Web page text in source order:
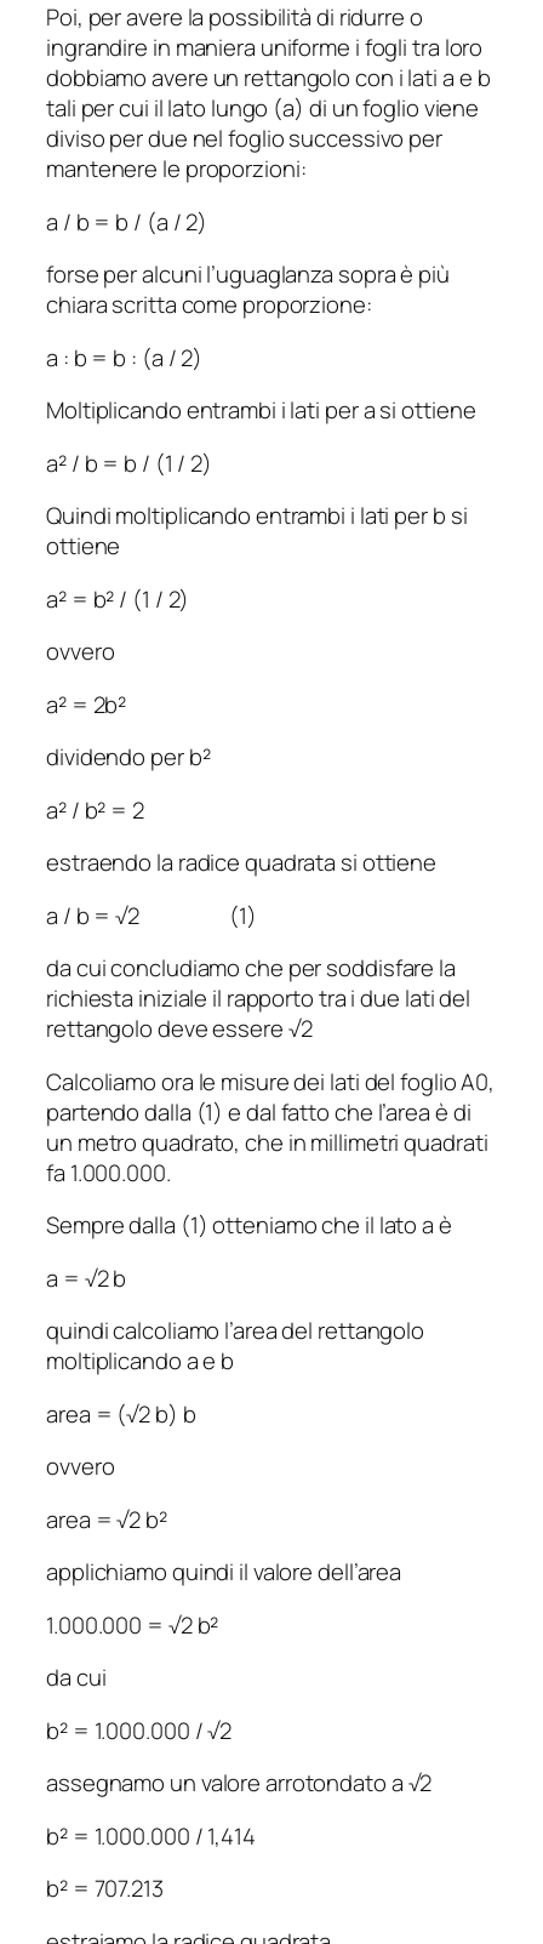
Poi, per avere la possibilità di ridurre o
ingrandire in maniera uniforme i fogli tra loro
dobbiamo avere un rettangolo con i latiae b
tali per cui il lato lungo (a) di un foglio viene
diviso per due nel foglio successivo per
mantenere le proporzioni:
a / b = b / (a / 2)
forse per alcuni l’uguaglanza sopra è più
chiara scritta come proporzione:
a : b = b : (a / 2)
Moltiplicando entrambi i lati perasi ottiene
a² / b = b / (1 / 2)
Quindi moltiplicando entrambi i lati perb si
ottiene
a² = b² / (1 / 2)
ovvero
a² = 2b²
dividendo perb²
a² / b² = 2
estraendo la radice quadrata si ottiene
a / b = √2 (1)
da cui concludiamo che per soddisfare la
richiesta iniziale il rapporto tra i due lati del
rettangolo deve essere √2
Calcoliamo ora le misure dei lati del foglio A0,
partendo dalla (1) e dal fatto che l’area è di
un metro quadrato, che in millimetri quadrati
fa 1.000.000.
Sempre dalla (1) otteniamo che il latoaè
a = √2b
quindi calcoliamo l’area del rettangolo
moltiplicandoae b
area = (√2b) b
ovvero
area = √2b²
applichiamo quindi il valore dell’area
1.000.000 = √2b²
da cui
b² = 1.000.000 / √2
assegnamo un valore arrotondato a √2
b² = 1.000.000 / 1,414
b² = 707.213